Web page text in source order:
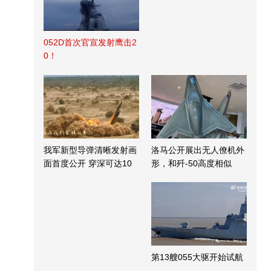
052D首次官宣发射鹰击2
0！
我军新型导弹清晰发射画
面首度公开 穿深可达10
洛马公开展出无人僚机外
形，和歼-50高度相似
第13艘055大驱开始试航